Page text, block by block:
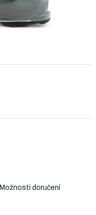
Možnosti doručení